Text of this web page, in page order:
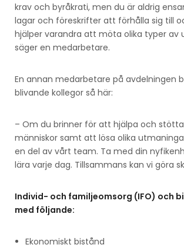
krav och byråkrati, men du är aldrig
lagar och föreskrifter att förhålla sig till
hjälper varandra att möta olika typer av
säger en medarbetare.
En annan medarbetare på avdelningen
blivande kollegor så här:
– Om du brinner för att hjälpa och
människor samt att lösa olika
en del av vårt team. Ta med din
lära varje dag. Tillsammans kan vi göra
Individ- och familjeomsorg (IFO) och
med följande:
Ekonomiskt bistånd